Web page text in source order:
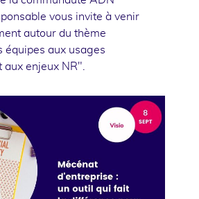
vous invite à venir
autour du thème
équipes aux usages
enjeux NR".